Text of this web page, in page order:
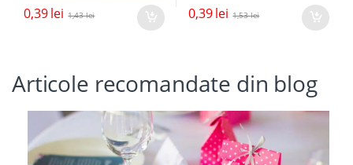
0,39lei 1,43lei 0,39lei 1,53lei
Articole recomandate din blog